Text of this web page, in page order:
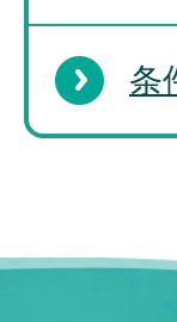
条